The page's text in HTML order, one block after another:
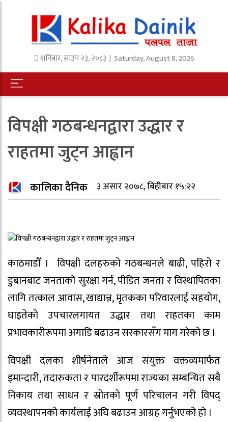
शनिबार,साउन२३,२०८३ | Saturday, August 8, 2026
विपक्षी गठबन्धनद्वारा उद्धार र
राहतमा जुट्न आह्वान
कालिका दैनिक ३ असार २०७८, बिहीबार १५:२२
काठमाडौँ । विपक्षी दलहरुको गठबन्धनले बाढी, पहिरो र
डुबानबाट जनताको सुरक्षा गर्न, पीडित जनता र विस्थापितका
लागि तत्काल आवास, खाद्यान्न, मृतकका परिवारलाई सहयोग,
घाइतेको उपचारलगायत उद्धार तथा राहतका काम
प्रभावकारीरूपमा अगाडि बढाउन सरकारसँग माग गरेको छ ।
विपक्षी दलका शीर्षनेताले आज संयुक्त वक्तव्यमार्फत
इमान्दारी, तदारुकता र पारदर्शीरूपमा राज्यका सम्बन्धित सबै
निकाय तथा साधन र स्रोतको पूर्ण परिचालन गरी विपद्
व्यवस्थापनको कार्यलाई अघि बढाउन आग्रह गर्नुभएको हो ।